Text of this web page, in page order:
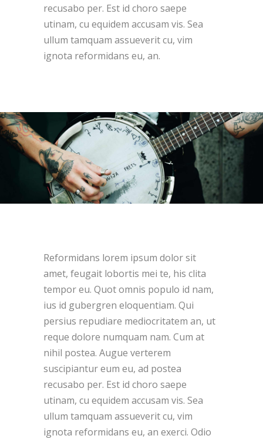
recusabo per. Est id choro saepe
utinam, cu equidem accusam vis. Sea
ullum tamquam assueverit cu, vim
ignota reformidans eu, an.
Reformidans lorem ipsum dolor sit
amet, feugait lobortis mei te, his clita
tempor eu. Quot omnis populo id nam,
ius id gubergren eloquentiam. Qui
persius repudiare mediocritatem an, ut
reque dolore numquam nam. Cum at
nihil postea. Augue verterem
suscipiantur eum eu, ad postea
recusabo per. Est id choro saepe
utinam, cu equidem accusam vis. Sea
ullum tamquam assueverit cu, vim
ignota reformidans eu, an exerci. Odio